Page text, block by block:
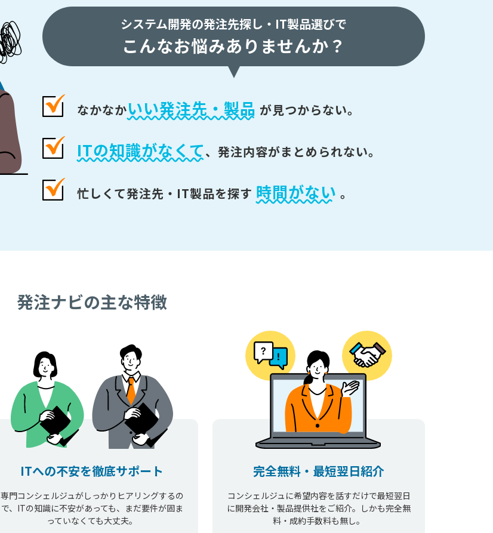
システム開発の発注先探し・ IT製品選びで
こんなお悩みありませんか？
なかなかいい発注先・製品 が見つからない。
ITの知識がなくて、 発注内容がまとめられない。
忙しくて発注先・IT製品を探す 時間がない 。
発注ナビの主な特徴
ITへの不安を徹底サポート
専門コンシェルジュがしっかりヒアリングするの
で、ITの知識に不安があっても、まだ要件が固ま
っていなくても大丈夫。
完全無料・最短翌日紹介
コンシェルジュに希望内容を話すだけで最短翌日
に開発会社・製品提供社をご紹介。しかも完全無
料・成約手数料も無し。